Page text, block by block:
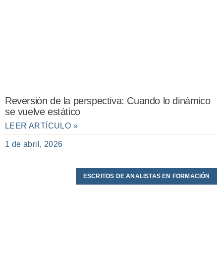
Reversión de la perspectiva: Cuando lo dinámico
se vuelve estático
LEER ARTÍCULO »
1 de abril, 2026
ESCRITOS DE ANALISTAS EN FORMACIÓN